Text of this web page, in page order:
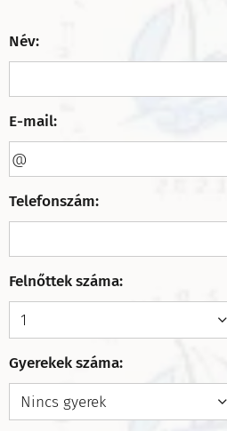
Név:
E-mail:
Telefonszám:
Felnőttek száma:
Gyerekek száma: